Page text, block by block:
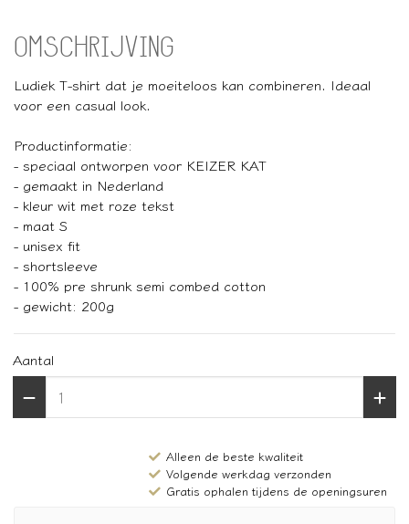
OMSCHRIJVING
Ludiek T-shirt dat je moeiteloos kan combineren. Ideaal
voor een casual look.
Productinformatie:
- speciaal ontworpen voor KEIZER KAT
- gemaakt in Nederland
- kleur wit met roze tekst
- maat S
- unisex fit
- shortsleeve
- 100% pre shrunk semi combed cotton
- gewicht: 200g
Aantal
Alleen de beste kwaliteit
Volgende werkdag verzonden
Gratis ophalen tijdens de openingsuren